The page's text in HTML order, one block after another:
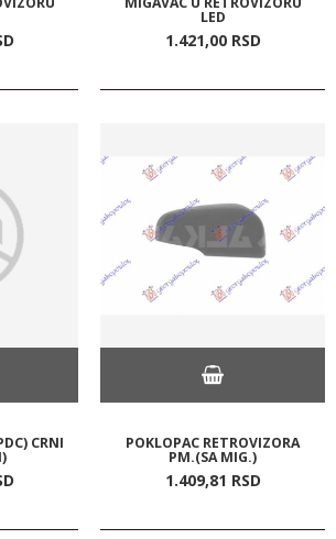
LED
1.421,00 RSD
CRNI POKLOPAC RETROVIZORA
PM.(SA MIG.)
1.409,81 RSD